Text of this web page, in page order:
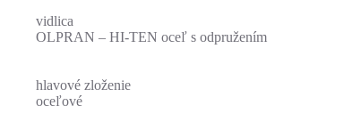
vidlica
OLPRAN – HI-TEN oceľ s odpružením
hlavové zloženie
oceľové